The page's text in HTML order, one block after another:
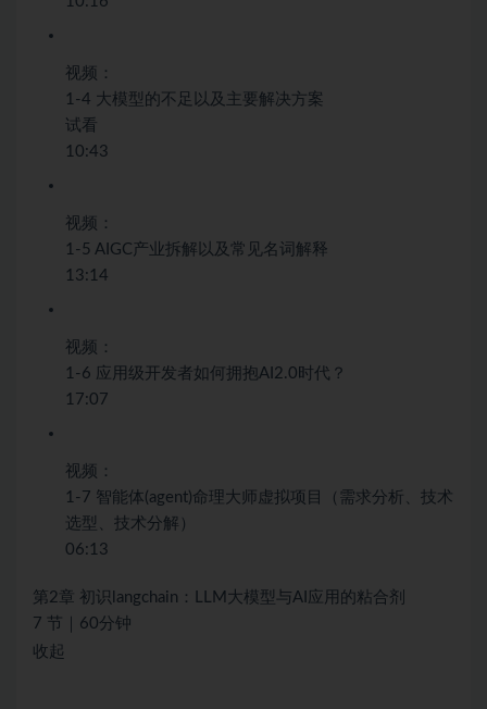
视频：
1-4 大模型的不足以及主要解决方案
试看
10:43
视频：
1-5 AIGC产业拆解以及常见名词解释
13:14
视频：
1-6 应用级开发者如何拥抱AI2.0时代？
17:07
视频：
1-7 智能体(agent)命理大师虚拟项目（需求分析、技术
选型、技术分解）
06:13
第2章 初识langchain：LLM大模型与AI应用的粘合剂
7 节｜60分钟
收起